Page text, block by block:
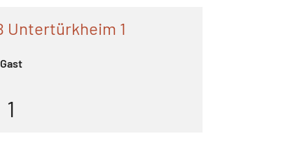
Untertürkheim 1
Gast
1